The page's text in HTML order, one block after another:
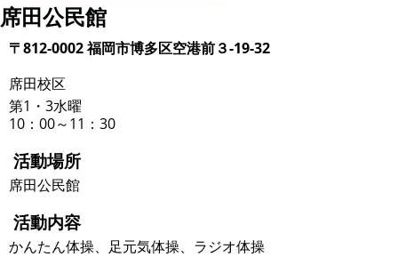
席田公民館
〒812-0002 福岡市博多区空港前３-19-32
席田校区
第1・3水曜
10：00～11：30
活動場所
席田公民館
活動内容
かんたん体操、足元気体操、ラジオ体操